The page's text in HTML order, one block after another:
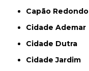
Capão Redondo
Cidade Ademar
Cidade Dutra
Cidade Jardim